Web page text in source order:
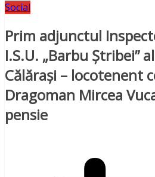
Social
Prim adjunctul
I.S.U. „Barbu Ştribei”
Călăraşi – locotenent
Dragoman Mircea
pensie